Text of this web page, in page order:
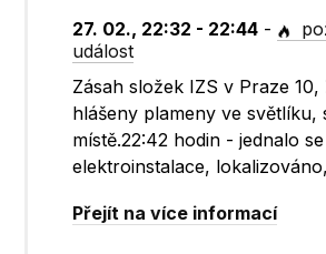
27. 02., 22:32 - 22:44 -
událost
Zásah složek IZS v Praze
hlášeny plameny ve světlíku,
místě.22:42 hodin - jednalo
elektroinstalace,
Přejít na více informací